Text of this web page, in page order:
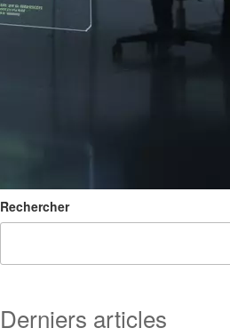
Rechercher
Derniers articles